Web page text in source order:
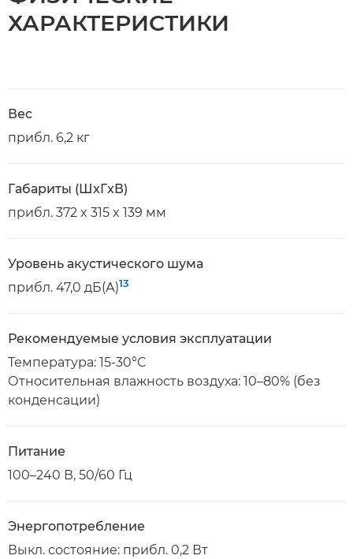
ХАРАКТЕРИСТИКИ
Вес
прибл. 6,2 кг
Габариты (ШxГxВ)
прибл. 372 x 315 x 139 мм
Уровень акустического шума
прибл. 47,0 дБ(А)13
Рекомендуемые условия эксплуатации
Температура: 15-30°C
Относительная влажность воздуха: 10–80% (без
конденсации)
Питание
100–240 В, 50/60 Гц
Энергопотребление
Выкл. состояние: прибл. 0,2 Вт